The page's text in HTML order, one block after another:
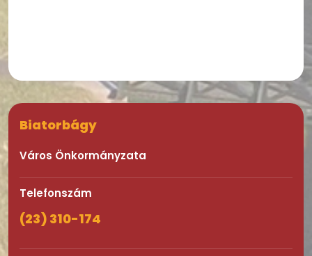
Biatorbágy
Város Önkormányzata
Telefonszám
(23) 310-174